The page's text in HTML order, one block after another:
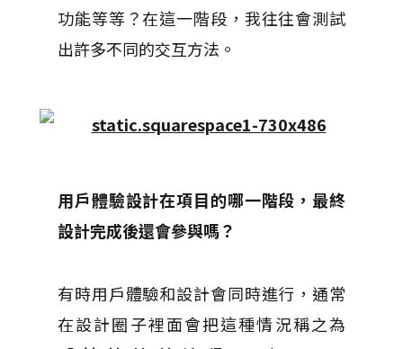
功能等等？在這一階段，我往往會測試
出許多不同的交互方法。
用戶體驗設計在項目的哪一階段，最終
設計完成後還會參與嗎？
有時用戶體驗和設計會同時進行，通常
在設計圈子裡面會把這種情況稱之為